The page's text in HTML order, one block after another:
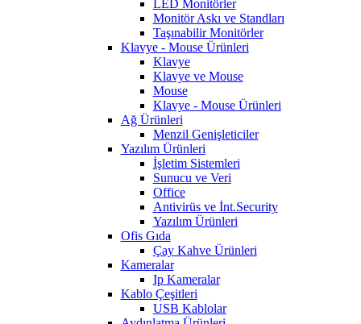
LED Monitörler
Monitör Askı ve Standları
Taşınabilir Monitörler
Klavye - Mouse Ürünleri
Klavye
Klavye ve Mouse
Mouse
Klavye - Mouse Ürünleri
Ağ Ürünleri
Menzil Genişleticiler
Yazılım Ürünleri
İşletim Sistemleri
Sunucu ve Veri
Office
Antivirüs ve İnt.Security
Yazılım Ürünleri
Ofis Gıda
Çay Kahve Ürünleri
Kameralar
Ip Kameralar
Kablo Çeşitleri
USB Kablolar